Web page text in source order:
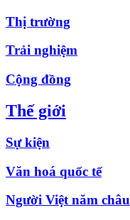
Thị trường
Trải nghiệm
Cộng đồng
Thế giới
Sự kiện
Văn hoá quốc tế
Người Việt năm châu